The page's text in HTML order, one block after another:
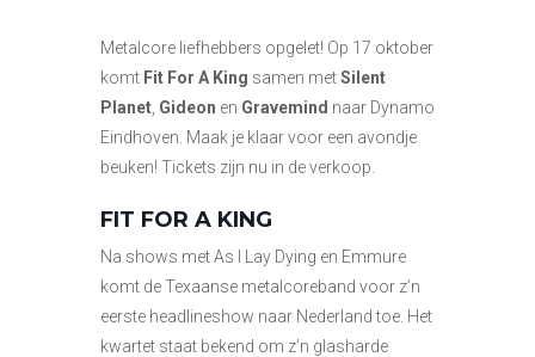
Metalcore liefhebbers opgelet! Op 17 oktober
komt Fit For A King samen metSilent
Planet Gideon en Gravemind naar Dynamo
Eindhoven. Maak je klaar voor een avondje
beuken! Tickets zijn nu in de verkoop.
FIT FOR A KING
Na shows met As I Lay Dying en Emmure
komt de Texaanse metalcoreband voor z’n
eerste headlineshow naar Nederland toe. Het
kwartet staat bekend om z’n glasharde